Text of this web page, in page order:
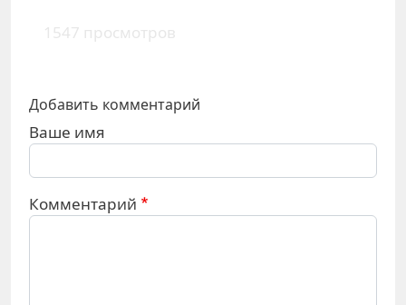
1547 просмотров
Добавить комментарий
Ваше имя
Комментарий